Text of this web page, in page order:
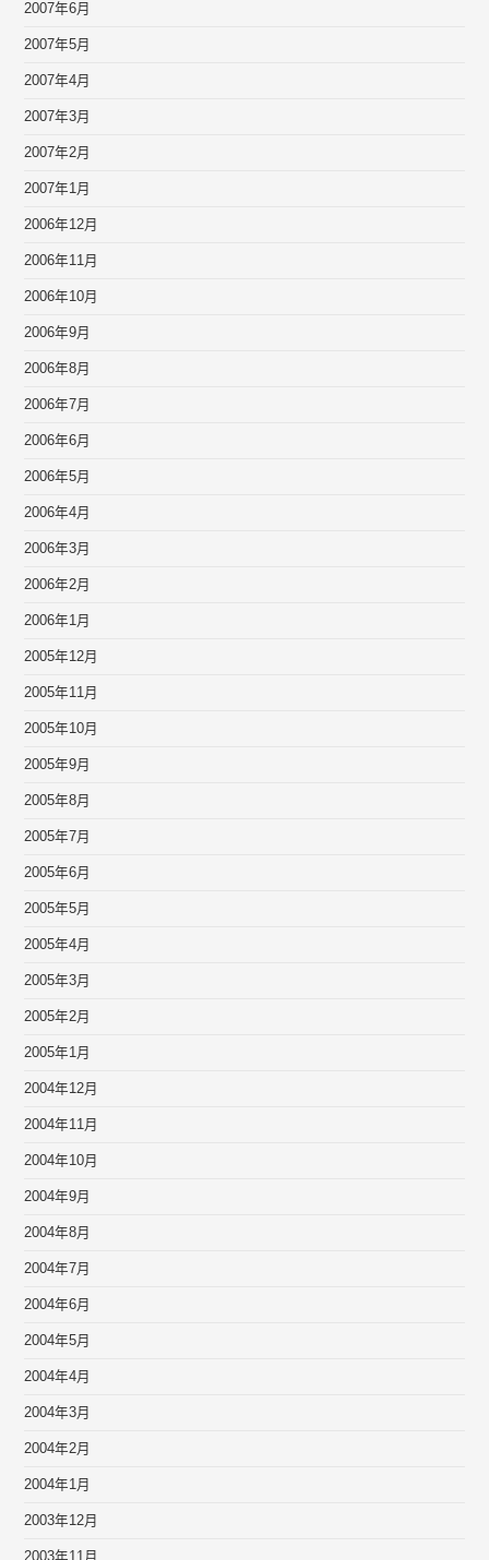
2007年6月
2007年5月
2007年4月
2007年3月
2007年2月
2007年1月
2006年12月
2006年11月
2006年10月
2006年9月
2006年8月
2006年7月
2006年6月
2006年5月
2006年4月
2006年3月
2006年2月
2006年1月
2005年12月
2005年11月
2005年10月
2005年9月
2005年8月
2005年7月
2005年6月
2005年5月
2005年4月
2005年3月
2005年2月
2005年1月
2004年12月
2004年11月
2004年10月
2004年9月
2004年8月
2004年7月
2004年6月
2004年5月
2004年4月
2004年3月
2004年2月
2004年1月
2003年12月
2003年11月